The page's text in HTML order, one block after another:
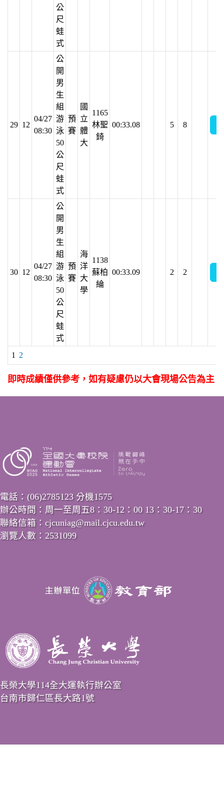
公
尺
蛙
式
29 12
04/27
08:30
公
開
男
生
組
游
泳
50
公
尺
蛙
式
預
賽
國
立
體
大
1165
林聖
錡
00:33.08 5 8
30 12
04/27
08:30
公
開
男
生
組
游
泳
50
公
尺
蛙
式
預
賽
海
洋
大
學
1138
蘇柏
綸
00:33.09 2 2
1 2
即時成績僅供參考，如有疑慮仍以大會現場公告為主
電話：(06)2785123 分機1575
辦公時間：周一至周五8：30-12：00 13：30-17：30
聯絡信箱：cjcuniag@mail.cjcu.edu.tw
瀏覽人數：2531099
長榮大學114全大運執行辦公室
台南市歸仁區長大路1號